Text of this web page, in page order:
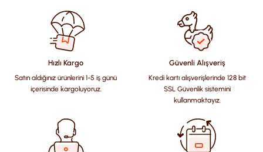
konularda yetersiz gördüğünüz noktaları öneri formunu
kullanarak tarafımıza iletebilirsiniz.
Görüş ve önerileriniz için teşekkür ederiz.
Ürün resmi kalitesiz, bozuk veya görüntülenemiyor.
Ürün açıklamasında eksik bilgiler bulunuyor.
Ürün bilgilerinde hatalar bulunuyor.
Ürün fiyatı diğer sitelerden daha pahalı.
Hızlı Kargo
Satın aldığınız ürünlerini 1-5 iş günü
içerisinde kargoluyoruz.
Güvenli Alışveriş
Kredi kartı alışverişlerinde 128 bit
SSL Güvenlik sistemini
kullanmaktayız.